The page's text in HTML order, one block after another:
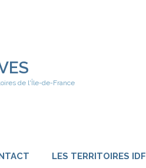
de l'Île-de-France
LES TERRITOIRES IDF